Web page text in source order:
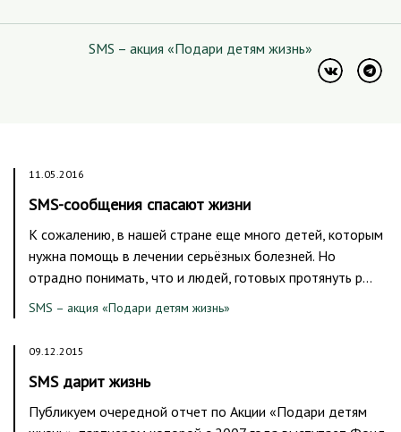
SMS – акция «Подари детям жизнь»
11.05.2016
SMS-сообщения спасают жизни
К сожалению, в нашей стране еще много детей, которым
нужна помощь в лечении серьёзных болезней. Но
отрадно понимать, что и людей, готовых протянуть р…
SMS – акция «Подари детям жизнь»
09.12.2015
SMS дарит жизнь
Публикуем очередной отчет по Акции «Подари детям